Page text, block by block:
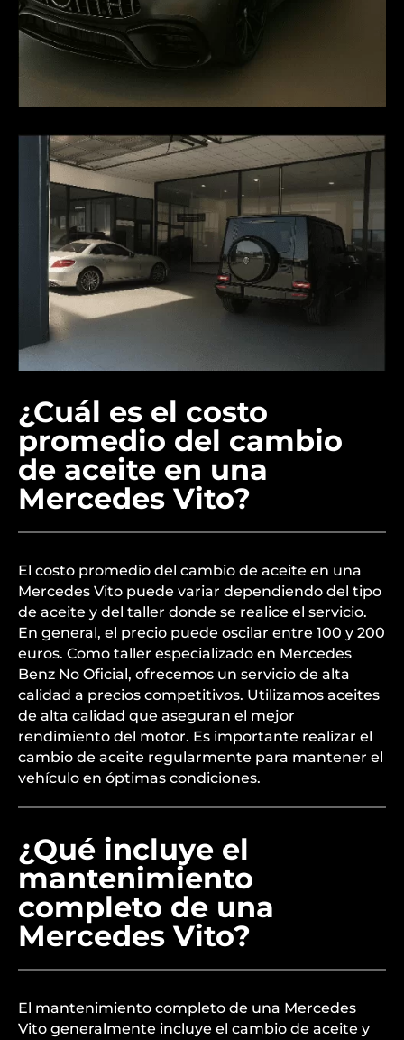
¿Cuál es el costo
promedio del cambio
de aceite en una
Mercedes Vito?
El costo promedio del cambio de aceite en una
Mercedes Vito puede variar dependiendo del tipo
de aceite y del taller donde se realice el servicio.
En general, el precio puede oscilar entre 100 y 200
euros. Como taller especializado en Mercedes
Benz No Oficial, ofrecemos un servicio de alta
calidad a precios competitivos. Utilizamos aceites
de alta calidad que aseguran el mejor
rendimiento del motor. Es importante realizar el
cambio de aceite regularmente para mantener el
vehículo en óptimas condiciones.
¿Qué incluye el
mantenimiento
completo de una
Mercedes Vito?
El mantenimiento completo de una Mercedes
Vito generalmente incluye el cambio de aceite y